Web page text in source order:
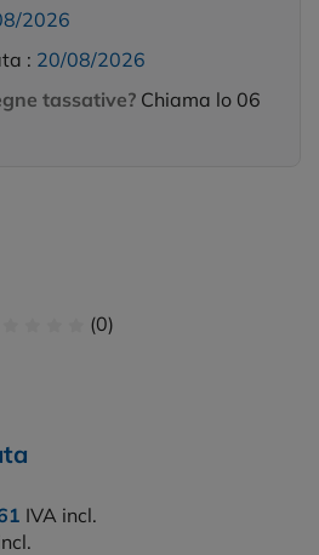
2026
: 20/08/2026
tassative? Chiama lo 06
(0)
IVA incl.